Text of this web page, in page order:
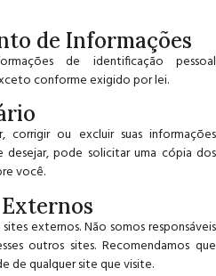
de Informações
de identificação pessoal
conforme exigido por lei.
ou excluir suas informações
desejar, pode solicitar uma cópia dos
você.
externos. Não somosresponsáveis
outros sites. Recomendamos que
de qualquer site que visite.